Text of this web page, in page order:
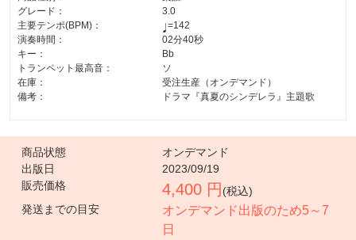
グレード：
3.0
主要テンポ(BPM)：
=142
演奏時間：
02分40秒
キー：
Bb
トランペット最高音：
ソ
在庫：
受注生産（オンデマンド）
備考：
ドラマ『真夏のシンデレラ』主題歌
商品状態
オンデマンド
出版日
2023/09/19
販売価格
4,400 円 (税込)
発送までの目安
オンデマンド出版のため5～7
日